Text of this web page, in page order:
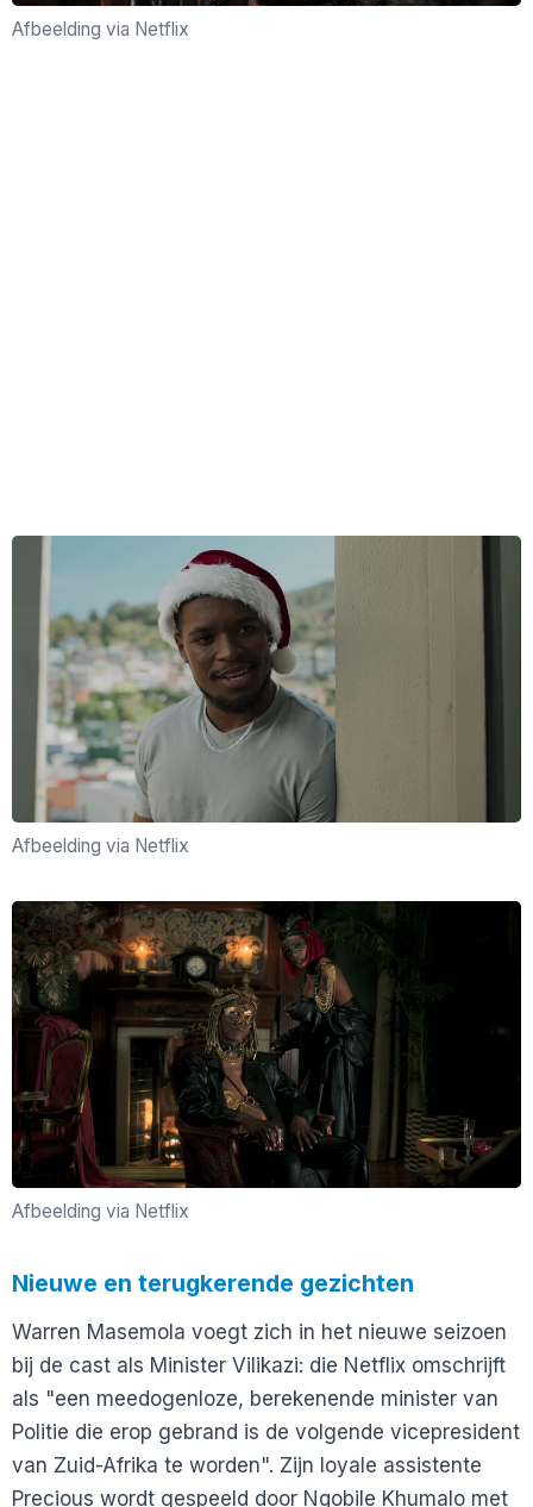
Afbeelding via Netflix
Afbeelding via Netflix
Afbeelding via Netflix
Nieuwe en terugkerende gezichten
Warren Masemola voegt zich in het nieuwe seizoen
bij de cast als Minister Vilikazi: die Netflix omschrijft
als "een meedogenloze, berekenende minister van
Politie die erop gebrand is de volgende vicepresident
van Zuid-Afrika te worden". Zijn loyale assistente
Precious wordt gespeeld door Nqobile Khumalo met